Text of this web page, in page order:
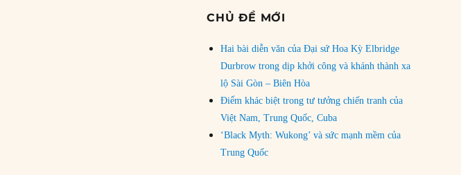
CHỦ ĐỀ MỚI
Hai bài diễn văn của Đại sứ Hoa Kỳ Elbridge
Durbrow trong dịp khởi công và khánh thành xa
lộ Sài Gòn – Biên Hòa
Điểm khác biệt trong tư tưởng chiến tranh của
Việt Nam, Trung Quốc, Cuba
‘Black Myth: Wukong’ và sức mạnh mềm của
Trung Quốc